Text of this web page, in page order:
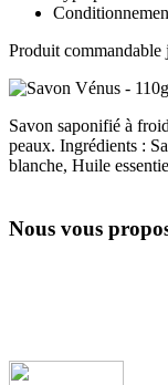
Produit commandable
Savon saponifié à
peaux. Ingrédients :
blanche, Huile
Nous vous